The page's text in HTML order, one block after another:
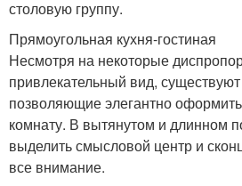
столовую группу.
Прямоугольная кухня-гостиная
Несмотря на некоторые
привлекательный вид,
позволяющие элегантно
комнату. В вытянутом и длинном
выделить смысловой центр и
все внимание.